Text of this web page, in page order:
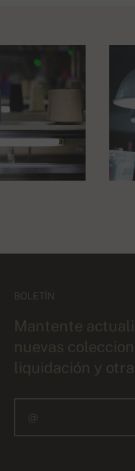
BOLETÍN
Mantente
nuevas
liquidación y